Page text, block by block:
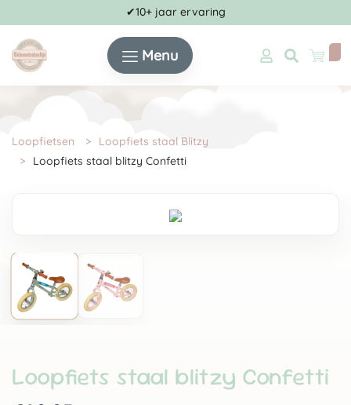
✔10+ jaar ervaring
Menu
Loopfietsen
Loopfiets staal Blitzy
Loopfiets staal blitzy Confetti
Loopfiets staal blitzy Confetti